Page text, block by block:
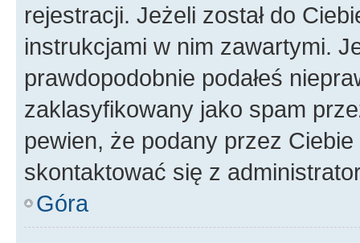
rejestracji. Jeżeli został do
instrukcjami w nim zawartymi.
prawdopodobnie podałeś
zaklasyfikowany jako spam
pewien, że podany przez
skontaktować się z
Góra